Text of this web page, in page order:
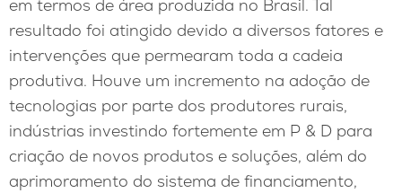
em termos de área produzida no Brasil. Tal
resultado foi atingido devido a diversos fatores e
intervenções que permearam toda a cadeia
produtiva. Houve um incremento na adoção de
tecnologias por parte dos produtores rurais,
indústrias investindo fortemente em P & D para
criação de novos produtos e soluções, além do
aprimoramento do sistema de financiamento,